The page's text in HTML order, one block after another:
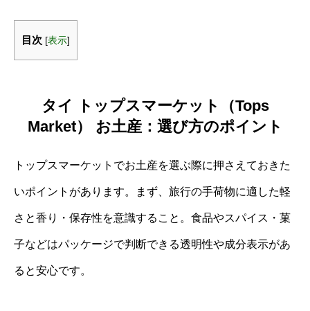
目次 [表示]
タイ トップスマーケット（Tops
Market） お土産：選び方のポイント
トップスマーケットでお土産を選ぶ際に押さえておきた
いポイントがあります。まず、旅行の手荷物に適した軽
さと香り・保存性を意識すること。食品やスパイス・菓
子などはパッケージで判断できる透明性や成分表示があ
ると安心です。